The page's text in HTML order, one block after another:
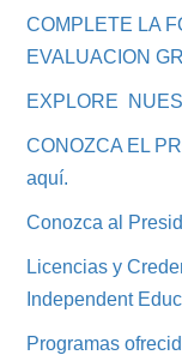
COMPLETE LA
EVALUACION
EXPLORE
CONOZCA EL
aquí.
Conozca al
Licencias y
Independent
Programas